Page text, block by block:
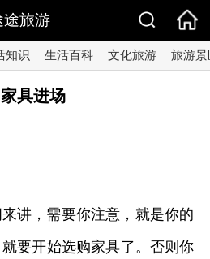
途旅游
知识 生活百科 文化旅游 旅游景
具进场
讲，需要你注意，就是你的
要开始选购家具了。否则你